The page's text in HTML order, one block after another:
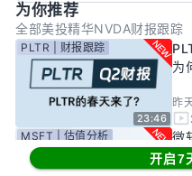
为你推荐
全部美投精华NVDA财报跟踪
23:46
PLTR | 财报跟踪
为
昨
MSFT | 估值分析
微
值
开启7